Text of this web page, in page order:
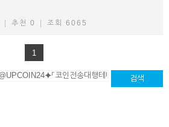
추천 0 조회 6065
1
검색